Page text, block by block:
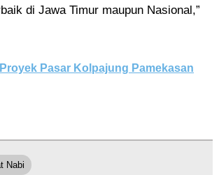
di Jawa Timur maupun Nasional,”
Pasar Kolpajung Pamekasan
Nabi